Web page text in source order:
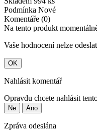
Podmínka Nové
Komentáře (0)
Na tento produkt
Vaše hodnocení nelze odeslat
OK
Nahlásit komentář
Opravdu chcete nahlásit
Ne Ano
Zpráva odeslána